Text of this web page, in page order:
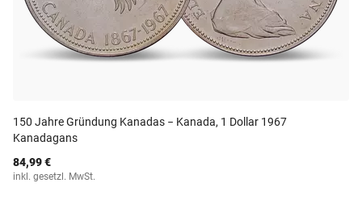
150 Jahre Gründung Kanadas − Kanada, 1 Dollar 1967
Kanadagans
84,99 €
inkl. gesetzl. MwSt.